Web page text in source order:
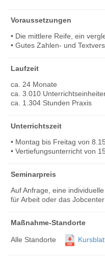
Voraussetzungen
• Die mittlere Reife, ein
• Gutes Zahlen- und
Laufzeit
ca. 24 Monate
ca. 3.010
ca. 1.304 Stunden Praxis
Unterrichtszeit
• Montag bis Freitag von
• Vertiefungsunterricht von
Seminarpreis
Auf Anfrage, eine
für Arbeit oder das
Maßnahme-Standorte
Alle Standorte